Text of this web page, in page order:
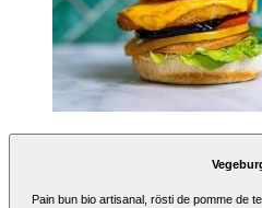
Pain bun bio artisanal, rösti de pomme de